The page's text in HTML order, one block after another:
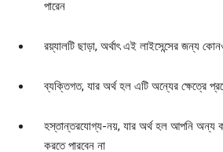
পারেন
রয়্যালটি ছাড়া, অর্থাৎ এই লাইসেন্সের জন্য
ব্যক্তিগত, যার অর্থ হল এটি অন্যের ক্ষেত্রে
হস্তান্তরযোগ্য-নয়, যার অর্থ হল আপনি অন্য
করতে পারবেন না